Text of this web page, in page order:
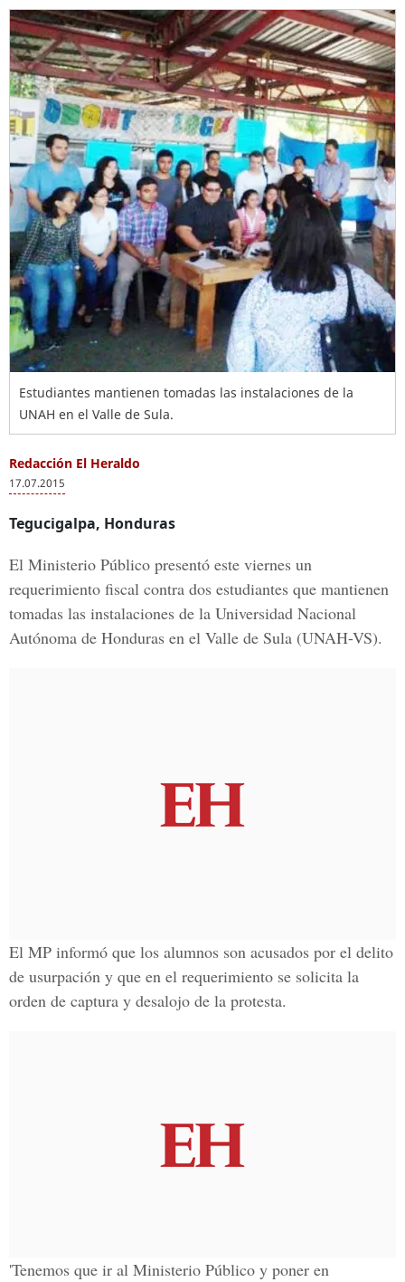
Estudiantes mantienen tomadas las instalaciones de la
UNAH en el Valle de Sula.
Redacción El Heraldo
17.07.2015
Tegucigalpa, Honduras
El Ministerio Público presentó este viernes un
requerimiento fiscal contra dos estudiantes que mantienen
tomadas las instalaciones de la Universidad Nacional
Autónoma de Honduras en el Valle de Sula (UNAH-VS).
El MP informó que los alumnos son acusados por el delito
de usurpación y que en el requerimiento se solicita la
orden de captura y desalojo de la protesta.
'Tenemos que ir al Ministerio Público y poner en